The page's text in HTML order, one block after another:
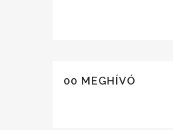
00 MEGHÍVÓ